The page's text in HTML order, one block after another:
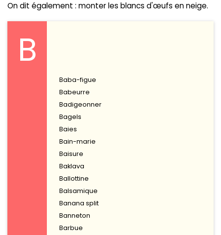
On dit également : monter les blancs d'œufs en neige.
B
Baba-figue
Babeurre
Badigeonner
Bagels
Baies
Bain-marie
Baisure
Baklava
Ballottine
Balsamique
Banana split
Banneton
Barbue